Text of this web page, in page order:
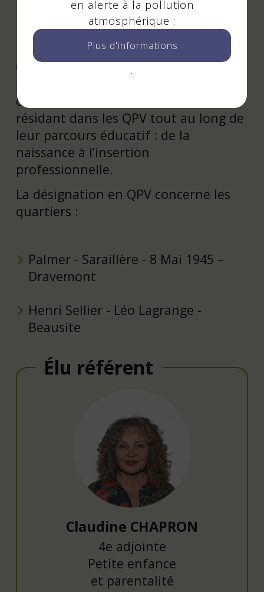
d’interprétariat.
Ce projet est financé par laCité
éducative de Cenon
des actions envers les 0 – 25 ans
résidant dans les QPV tout au long de
leur parcours éducatif : de la
naissance à l’insertion
professionnelle.
La désignation en QPV concerne les
quartiers :
Palmer - Saraillère - 8 Mai 1945 –
Dravemont
Henri Sellier - Léo Lagrange -
Beausite
Élu référent
Claudine CHAPRON
4e adjointe
Petite enfance
et parentalité
en alerte à la pollution
atmosphérique :
Plus d'informations
.